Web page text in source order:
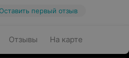
первый отзыв
Отзывы На карте